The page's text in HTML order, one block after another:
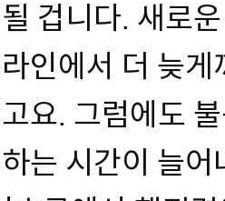
겁니다. 새로
인에서 더 늦
요. 그럼에도
는 시간이 늘